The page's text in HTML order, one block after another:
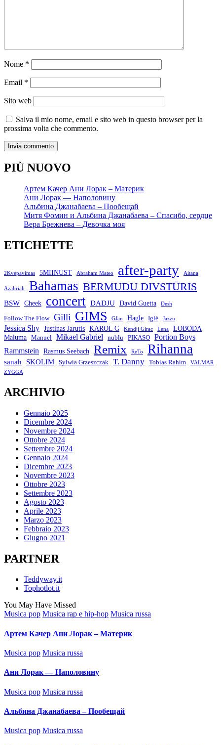
Nome *
Email *
Sito web
Salva il mio nome, email e sito web in questo browser per la
prossima volta che commento.
PIÙ NUOVO
Артем Качер Ани Лорак – Материк
Ани Лорак — Наполовину
Альбина Джанабаева – Пообещай
Митя Фомин и Альбина Джанабаева – Спасибо, сердце
Вера Брежнева – Девочка моя
ETICHETTE
2Kvėpavimas 5MIINUST Abraham Mateo after-party Aitana
Azahriah Bahamas BERMUDU DIVSTŪRIS
BSW Cheek concert DADJU David Guetta Desh
Follow The Flow Gilli GIMS GJan Hagle Iglė Jazzu
Jessica Shy Justinas Jarutis KAROL G Kendji Girac Lena LOBODA
Maluma Manuel Mikael Gabriel nublu PIKASO
Portion Boys
Rammstein
Rasmus Seebach Remix ReTo Rihanna
sanah SKOLIM Sylwia Grzeszczak T. Danny Tobias Rahim VALMAR
ZYGGA
ARCHIVIO
Gennaio 2025
Dicembre 2024
Novembre 2024
Ottobre 2024
Settembre 2024
Gennaio 2024
Dicembre 2023
Novembre 2023
Ottobre 2023
Settembre 2023
Agosto 2023
Aprile 2023
Marzo 2023
Febbraio 2023
Giugno 2021
PARTNER
Teddyway.it
Tophotlot.it
You May Have Missed
Posted
Musica pop Musica rap e hip-hop Musica russa
Артем Качер Ани Лорак – Материк
Posted
Musica pop Musica russa
Ани Лорак — Наполовину
Posted
Musica pop Musica russa
Альбина Джанабаева – Пообещай
Posted
Musica pop Musica russa